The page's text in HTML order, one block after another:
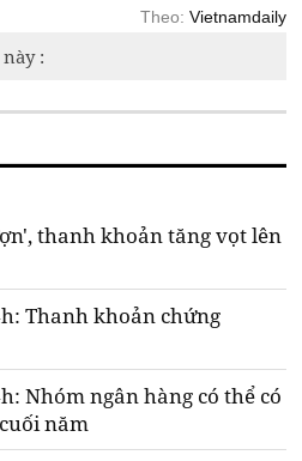
Theo: Vietnamdaily
:
thanh khoản tăng vọt lên
Thanh khoản chứng
Nhóm ngân hàng có thể có
năm